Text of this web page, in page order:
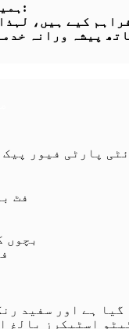
ہمیں منتخب کرنے کا ہمارا فائدہ:
فراہم کیے ہیں،
فٹ
بچوں
ہے اور سفید
اسٹیکرز بالغ